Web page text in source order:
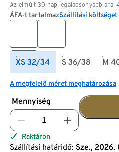
Az elmúlt 30 nap legalacsonyabb ára:
ÁFA-t tartalmazSzállítási
XS 32/34 S 36/38 M
A megfelelő méret meghatározása
Mennyiség
Raktáron
Szállítási határidő: Sze., 2026.